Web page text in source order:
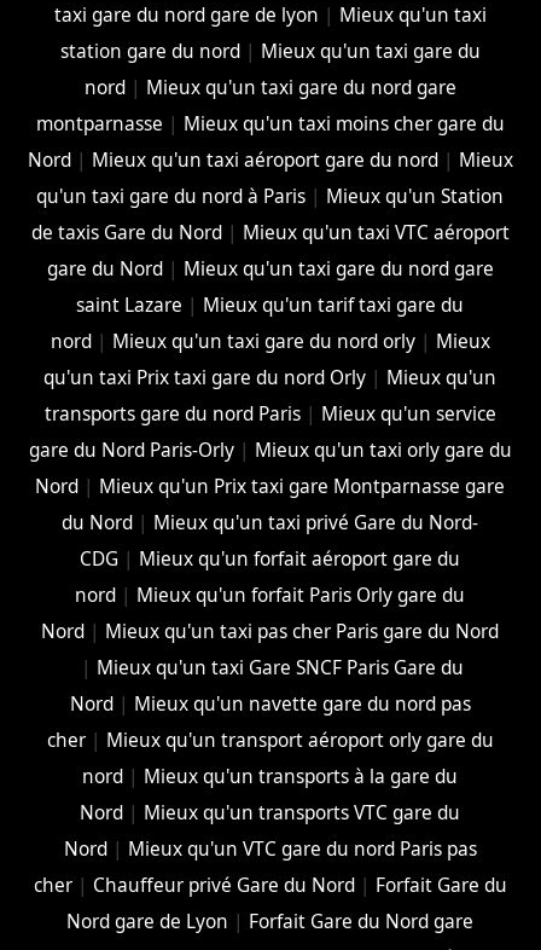
taxi gare du nord gare de lyon | Mieux qu'un taxi
station gare du nord| Mieux qu'un taxi gare du
nord| Mieux qu'un taxi gare du nord gare
montparnasse | Mieux qu'un taxi moins cher gare du
Nord| Mieux qu'un taxi aéroport gare du nord| Mieux
qu'un taxi gare du nord à Paris | Mieux qu'un Station
de taxis Gare du Nord| Mieux qu'un taxi VTC aéroport
gare du Nord| Mieux qu'un taxi gare du nord gare
saint Lazare | Mieux qu'un tarif taxi gare du
nord| Mieux qu'un taxi gare du nord orly| Mieux
qu'un taxi Prix taxi gare du nord Orly | Mieux qu'un
transports gare du nord Paris| Mieux qu'un service
gare du Nord Paris-Orly| Mieux qu'un taxi orly gare du
Nord | Mieux qu'un Prix taxi gare Montparnasse gare
du Nord | Mieux qu'un taxi privé Gare du Nord-
CDG | Mieux qu'un forfait aéroport gare du
nord | Mieux qu'un forfait Paris Orly gare du
Nord | Mieux qu'un taxi pas cher Paris gare du Nord
| Mieux qu'un taxi Gare SNCF Paris Gare du
Nord| Mieux qu'un navette gare du nord pas
cher| Mieux qu'un transport aéroport orly gare du
nord | Mieux qu'un transports à la gare du
Nord | Mieux qu'un transports VTC gare du
Nord| Mieux qu'un VTC gare du nord Paris pas
cher| Chauffeur privé Gare du Nord| Forfait Gare du
Nord gare de Lyon | Forfait Gare du Nord gare